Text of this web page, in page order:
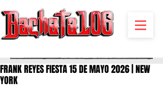
FRANK REYES FIESTA 15 DE MAYO 2026 | NEW
YORK